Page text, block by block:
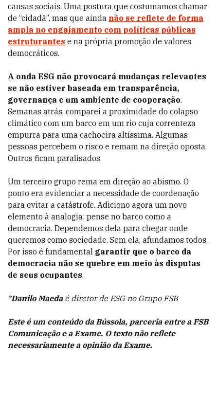
causas sociais. Uma postura que costumamos chamar
de “cidadã”, mas que ainda não se reflete de forma
ampla no engajamento com políticas públicas
estruturantes e na própria promoção de valores
democráticos.
A onda ESG não provocará mudanças relevantes
se não estiver baseada em transparência,
governança e um ambiente de cooperação.
Semanas atrás, comparei a proximidade do colapso
climático com um barco em um rio cuja correnteza
empurra para uma cachoeira altíssima. Algumas
pessoas percebem o risco e remam na direção oposta.
Outros ficam paralisados.
Um terceiro grupo rema em direção ao abismo. O
ponto era evidenciar a necessidade de coordenação
para evitar a catástrofe. Adiciono agora um novo
elemento à analogia: pense no barco como a
democracia. Dependemos dela para chegar onde
queremos como sociedade. Sem ela, afundamos todos.
Por isso é fundamental garantir que o barco da
democracia não se quebre em meio às disputas
de seus ocupantes.
*Danilo Maedaé diretor de ESG no Grupo FSB
Este é um conteúdo da Bússola, parceria entre a FSB
Comunicação e a Exame. O texto não reflete
necessariamente a opinião da Exame.